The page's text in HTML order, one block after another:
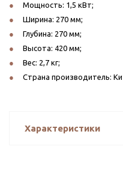
Мощность: 1,5 кВт;
Ширина: 270 мм;
Глубина: 270 мм;
Высота: 420 мм;
Вес: 2,7 кг;
Страна производитель:
Характеристики